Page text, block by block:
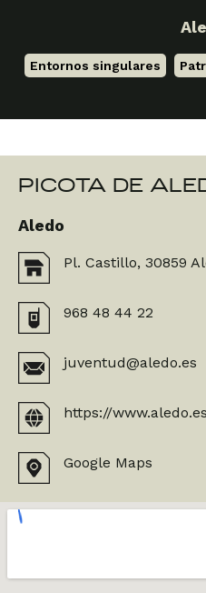
Entornos singulares
PICOTA DE
Aledo
Pl. Castillo, 30859
968 48 44 22
juventud@aledo.es
https://
Google Maps